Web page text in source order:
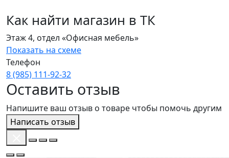
Как найти магазин в ТК
Этаж 4, отдел «Офисная мебель»
Показать на схеме
Телефон
8 (985) 111‑92‑32
Оставить отзыв
Напишите ваш отзыв о товаре чтобы помочь другим
Написать отзыв